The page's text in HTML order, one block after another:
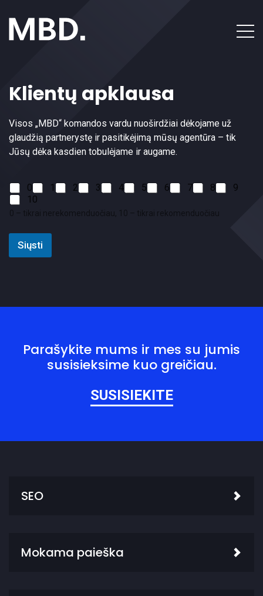
Klientų apklausa
Visos „MBD“ komandos vardu nuoširdžiai dėkojame už
glaudžią partnerystę ir pasitikėjimą mūsų agentūra – tik
Jūsų dėka kasdien tobulėjame ir augame.
C
h
k
o
0 1 2 3 4 5 6 7 8
9
10
Siųsti
Parašykite mums ir mes su jumis
susisieksime kuo greičiau.
SUSISIEKITE
SEO
Mokama paieška